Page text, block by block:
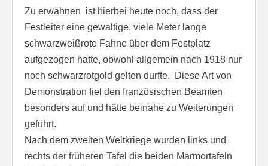
Zu erwähnen ist hierbei heute noch, dass der
Festleiter eine gewaltige, viele Meter lange
schwarzweißrote Fahne über dem Festplatz
aufgezogen hatte, obwohl allgemein nach 1918 nur
noch schwarzrotgold gelten durfte. Diese Art von
Demonstration fiel den französischen Beamten
besonders auf und hätte beinahe zu Weiterungen
geführt.
Nach dem zweiten Weltkriege wurden links und
rechts der früheren Tafel die beiden Marmortafeln